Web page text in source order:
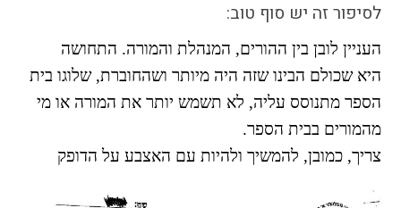
כל הכתבות
הרשמה לעדכונים
מן התקשורת
המקומיות
לסיפור זה יש סוף טוב:
העניין לובן בין ההורים, המנהלת והמורה. התחושה
היא שכולם הבינו שזה היה מיותר ושהחוברת, שלוגו בית
הספר מתנוסס עליה, לא תשמש יותר את המורה או מי
מהמורים בבית הספר.
צריך, כמובן, להמשיך ולהיות עם האצבע על הדופק